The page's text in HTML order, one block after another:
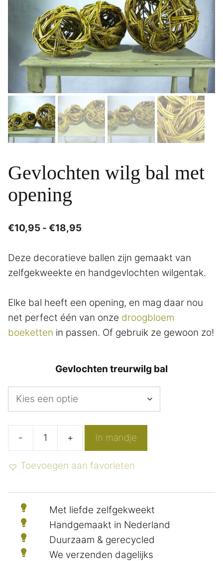
Gevlochten wilg bal met
opening
€10,95 - €18,95Prijsklasse:
tot
€18,95
Deze decoratieve ballen zijn gemaakt van
zelfgekweekte en handgevlochten wilgentak.
Elke bal heeft een opening, en mag daar nou
net perfect één van onze droogbloem
boeketten in passen. Of gebruik ze gewoon zo!
Gevlochten treurwilg bal
-
Gevlochten
wilg
opening
aantal
+ In mandje
Toevoegen aan favorieten
Met liefde zelfgekweekt
Handgemaakt in Nederland
Duurzaam & gerecycled
We verzenden dagelijks